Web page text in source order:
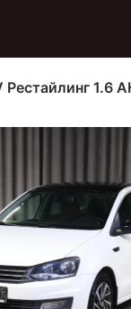
Рестайлинг 1.6